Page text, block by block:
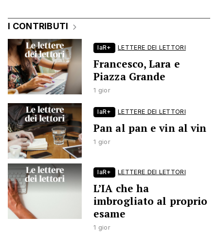
I CONTRIBUTI
laR+ LETTERE DEI LETTORI
Francesco, Lara e
Piazza Grande
1 gior
laR+ LETTERE DEI LETTORI
Pan al pan e vin al vin
1 gior
laR+ LETTERE DEI LETTORI
L’IA che ha
imbrogliato al proprio
esame
1 gior